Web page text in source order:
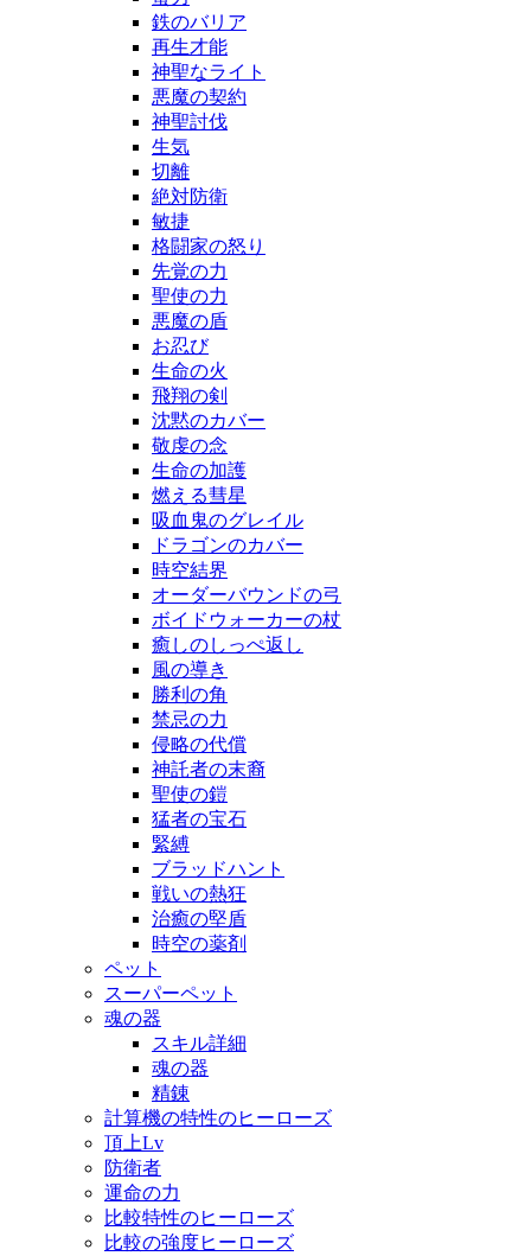
鉄のバリア
再生才能
神聖なライト
悪魔の契約
神聖討伐
生気
切離
絶対防衛
敏捷
格闘家の怒り
先覚の力
聖使の力
悪魔の盾
お忍び
生命の火
飛翔の剣
沈黙のカバー
敬虔の念
生命の加護
燃える彗星
吸血鬼のグレイル
ドラゴンのカバー
時空結界
オーダーバウンドの弓
ボイドウォーカーの杖
癒しのしっぺ返し
風の導き
勝利の角
禁忌の力
侵略の代償
神託者の末裔
聖使の鎧
猛者の宝石
緊縛
ブラッドハント
戦いの熱狂
治癒の堅盾
時空の薬剤
ペット
スーパーペット
魂の器
スキル詳細
魂の器
精錬
計算機の特性のヒーローズ
頂上Lv
防衛者
運命の力
比較特性のヒーローズ
比較の強度ヒーローズ